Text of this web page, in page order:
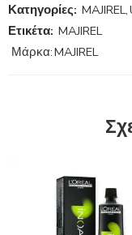
Κατηγορίες: MAJIREL,
Ετικέτα: MAJIREL
Μάρκα:MAJIREL